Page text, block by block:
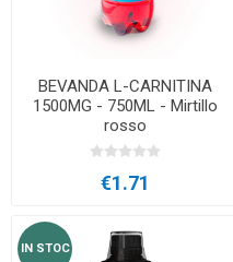
BEVANDA L-CARNITINA
1500MG - 750ML - Mirtillo
rosso
€1.71
IN STOC